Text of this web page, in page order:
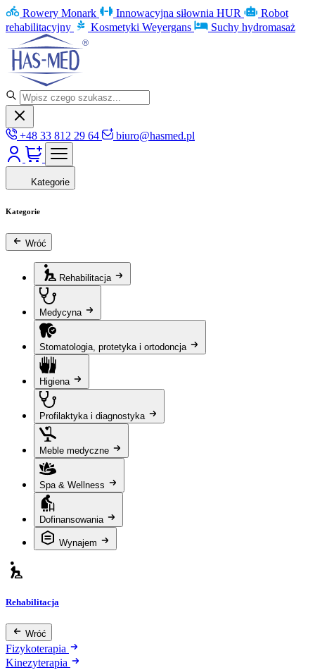
Rowery Monark Innowacyjna siłownia HUR
Robot
rehabilitacyjny
Kosmetyki Weyergans Suchy hydromasaż
+48 33 812 29 64 biuro@hasmed.pl
Kategorie
Kategorie
Wróć
Rehabilitacja
Medycyna
Stomatologia, protetyka i ortodoncja
Higiena
Profilaktyka i diagnostyka
Meble medyczne
Spa & Wellness
Dofinansowania
Wynajem
Rehabilitacja
Wróć
Fizykoterapia
Kinezyterapia